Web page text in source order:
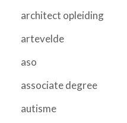
architect opleiding
artevelde
aso
associate degree
autisme